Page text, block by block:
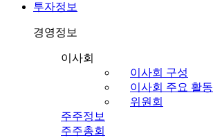
투자정보
경영정보
이사회
이사회 구성
이사회 주요 활동
위원회
주주정보
주주총회